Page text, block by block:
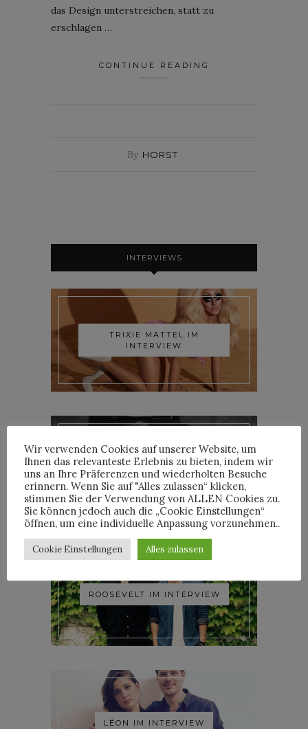
das Design unterstreichen, statt zu
erschlagen …
CONTINUE READING
By HORST
INTERVIEWS
TRIXIE MATTEL IM
INTERVIEW
YOANN LEMOINE AKA
WOODKID IM INTERVIEW
ROOSEVELT IM INTERVIEW
LÉON IM INTERVIEW
Wir verwenden Cookies auf unserer Website, um
Ihnen das relevanteste Erlebnis zu bieten, indem wir
uns an Ihre Präferenzen und wiederholten Besuche
erinnern. Wenn Sie auf "Alles zulassen“ klicken,
stimmen Sie der Verwendung von ALLEN Cookies zu.
Sie können jedoch auch die „Cookie Einstellungen“
öffnen, um eine individuelle Anpassung vorzunehmen..
Cookie Einstellungen Alles zulassen